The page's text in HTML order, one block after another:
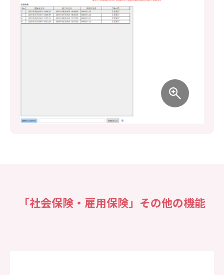
「社会保険・雇用保険」その他の機能